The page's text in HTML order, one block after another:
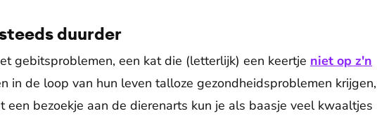
duurder
gebitsproblemen, een kat die (letterlijk) een keertje niet op z'n
in de loop van hun leven talloze gezondheidsproblemen krijgen,
een bezoekje aan de dierenarts kun je als baasje veel kwaaltjes